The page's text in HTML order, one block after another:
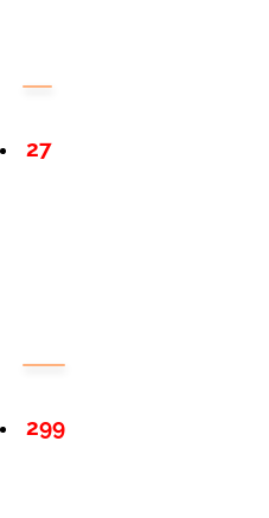
27
299